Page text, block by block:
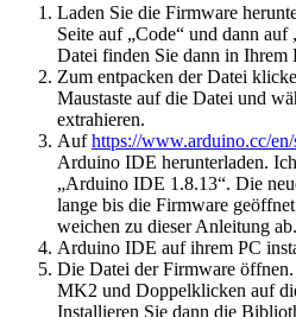
Laden Sie die Firmware
Seite auf „Code“ und dann
Datei finden Sie dann in Ihrem
Zum entpacken der Datei
Maustaste auf die Datei und
extrahieren.
Aufhttps://www.arduino.cc/
Arduino IDE herunterladen.
„Arduino IDE 1.8.13“. Die
lange bis die Firmware
weichen zu dieser Anleitung ab.
Arduino IDE auf ihrem PC
Die Datei der Firmware
MK2 und Doppelklicken auf
Installieren Sie dann die